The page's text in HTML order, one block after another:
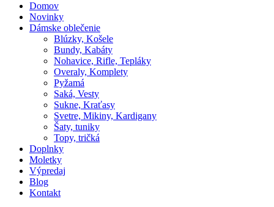
Domov
Novinky
Dámske oblečenie
Blúzky, Košele
Bundy, Kabáty
Nohavice, Rifle, Tepláky
Overaly, Komplety
Pyžamá
Saká, Vesty
Sukne, Kraťasy
Svetre, Mikiny, Kardigany
Šaty, tuniky
Topy, tričká
Doplnky
Moletky
Výpredaj
Blog
Kontakt